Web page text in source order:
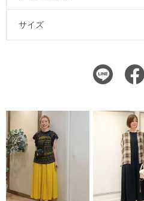
サイズ